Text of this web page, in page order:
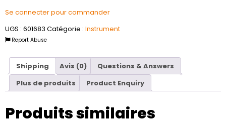
Se connecter pour commander
UGS : 601683 Catégorie : Instrument
Report Abuse
Shipping Avis (0)
Questions & Answers
Plus de produits
Product Enquiry
Produits similaires